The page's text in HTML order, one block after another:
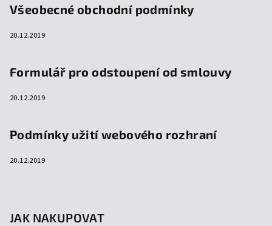
Všeobecné obchodní podmínky
20.12.2019
Formulář pro odstoupení od smlouvy
20.12.2019
Podmínky užití webového rozhraní
20.12.2019
JAK NAKUPOVAT